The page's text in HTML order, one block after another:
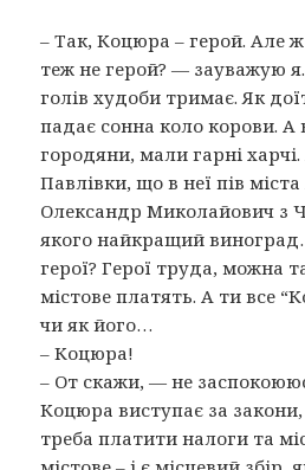
– Так, Коцюра – герой. Але ж
теж не герой? — зауважую
голів худоби тримає. Як
падає сонна коло корови. А
городяни, мали гарні
Павлівки, що в неї пів
Олександр Миколайович з
якого найкращий
герої? Герої труда, можна
містове платять. А ти все
чи як його…
– Коцюра!
– От скажи, — не
Коцюра виступає за
треба платити налоги та